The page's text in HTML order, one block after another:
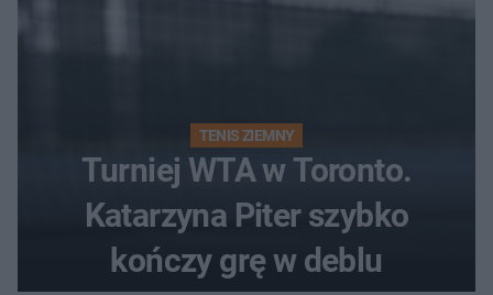
TENIS ZIEMNY
Turniej WTA w Toronto.
Katarzyna Piter szybko
kończy grę w deblu